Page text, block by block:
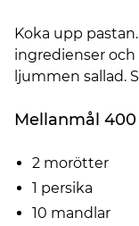
Koka upp
ingredienser
ljummen sallad.
Mellanmål 400
2 morötter
1 persika
10 mandlar